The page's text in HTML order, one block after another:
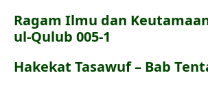
Ragam Ilmu dan
ul-Qulub 005-1
Hakekat Tasawuf – Bab